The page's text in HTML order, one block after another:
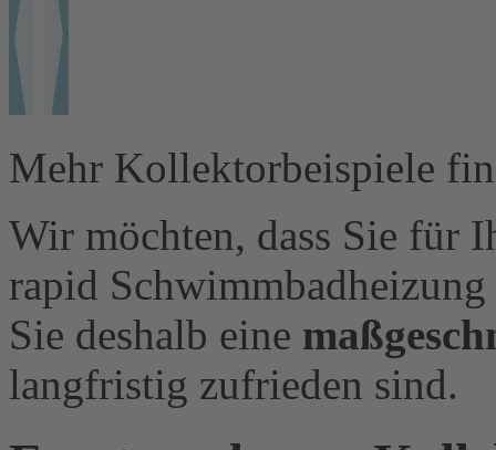
Mehr Kollektorbeispiele
Wir möchten, dass Sie für
rapid
Sie deshalb eine
langfristig zufrieden sind.